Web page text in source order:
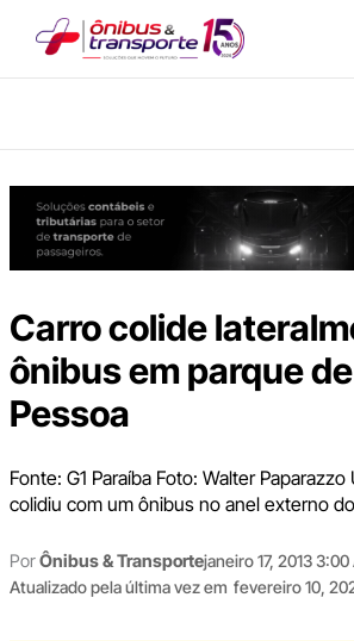
Carro colide
ônibus em parque
Pessoa
Fonte: G1 Paraíba Foto: Walter
colidiu com um ônibus no anel externo
PorÔnibus & Transportejaneiro 17, 2013 3:00
Atualizado pela última vez em fevereiro 10,